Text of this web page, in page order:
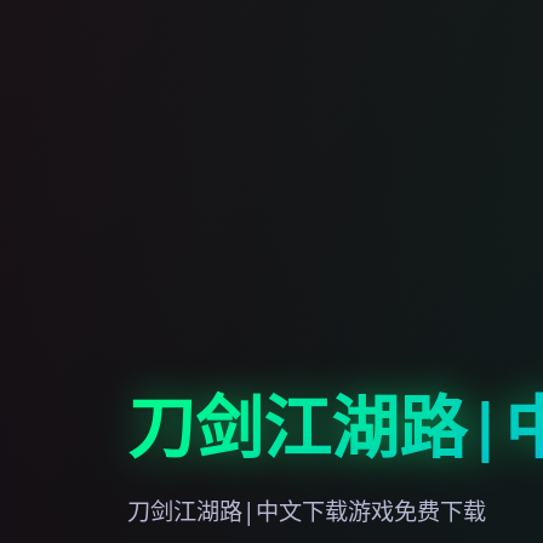
刀剑江湖路|
刀剑江湖路|中文下载游戏免费下载